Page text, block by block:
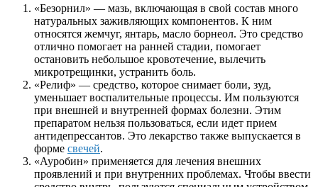
«Безорнил» — мазь, включающая в свой состав много
натуральных заживляющих компонентов. К ним
относятся жемчуг, янтарь, масло борнеол. Это средство
отлично помогает на ранней стадии, помогает
остановить небольшое кровотечение, вылечить
микротрещинки, устранить боль.
«Релиф» — средство, которое снимает боли, зуд,
уменьшает воспалительные процессы. Им пользуются
при внешней и внутренней формах болезни. Этим
препаратом нельзя пользоваться, если идет прием
антидепрессантов. Это лекарство также выпускается в
форме свечей.
«Ауробин» применяется для лечения внешних
проявлений и при внутренних проблемах. Чтобы ввести